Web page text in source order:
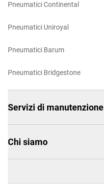
Pneumatici Continental
Pneumatici Uniroyal
Pneumatici Barum
Pneumatici Bridgestone
Servizi di manutenzione
Chi siamo